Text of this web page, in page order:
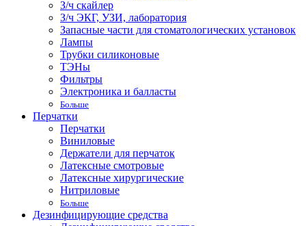
З/ч скайлер
З/ч ЭКГ, УЗИ, лаборатория
Запасные части для стоматологических установок
Лампы
Трубки силиконовые
ТЭНы
Фильтры
Электроника и балласты
Больше
Перчатки
Перчатки
Виниловые
Держатели для перчаток
Латексные смотровые
Латексные хирургические
Нитриловые
Больше
Дезинфицирующие средства